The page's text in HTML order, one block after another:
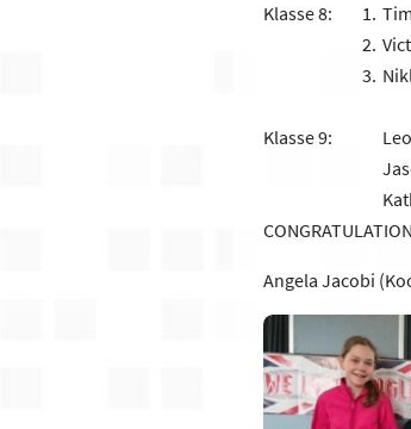
Klasse 8: 1.
2.
3.
Klasse 9:
Angela Jacobi